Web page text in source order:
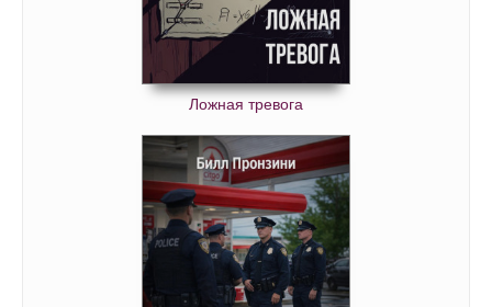
Ложная тревога